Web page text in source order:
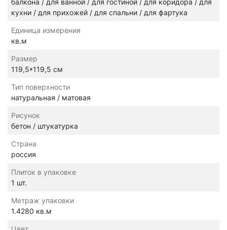
балкона / для ванной / для гостиной / для коридора / для
кухни / для прихожей / для спальни / для фартука
Единица измерения
кв.м
Размер
119,5*119,5 см
Тип поверхности
натуральная / матовая
Рисунок
бетон / штукатурка
Страна
россия
Плиток в упаковке
1 шт.
Метраж упаковки
1.4280 кв.м